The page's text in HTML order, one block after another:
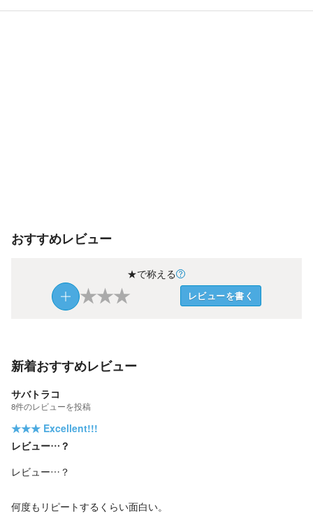
おすすめレビュー
★で称える
★★★ レビューを書く
新着おすすめレビュー
サバトラコ
8件のレビューを投稿
★★★ Excellent!!!
レビュー…？
レビュー…？
何度もリピートするくらい面白い。